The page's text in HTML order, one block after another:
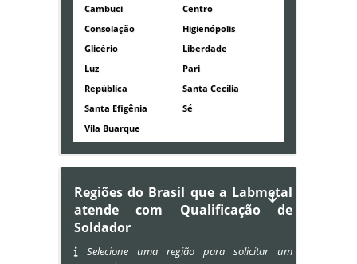
Cambuci
Centro
Consolação
Higienópolis
Glicério
Liberdade
Luz
Pari
República
Santa Cecília
Santa Efigênia
Sé
Vila Buarque
Regiões do Brasil que a Labmetal
atende com Qualificação de
Soldador
Selecione uma região para solicitar um